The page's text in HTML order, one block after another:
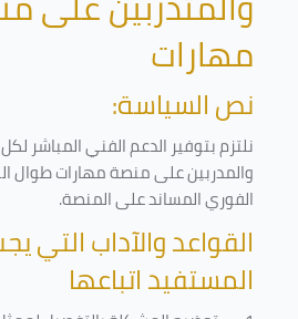
مهارات
نص السياسة:
نلتزم بتوفير الدعم الفني المباشر
والمدربين على منصة مهارات طوال
الفوري المساند على المنصة.
القواعد والآداب التي
المستفيد اتباعها